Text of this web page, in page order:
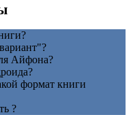
Айфона?
формат книги
?